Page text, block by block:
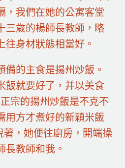
，我們在她的公寓客堂
三歲的楊師長教師，略
往身材狀態相當好。
備的主食是揚州炒飯。
飯就要好了，并以美食
宗的揚州炒飯是不克不
用方才煮好的新穎米飯
著，她便往廚房，開端操
長教師和我。